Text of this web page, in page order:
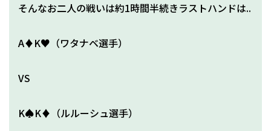
そんなお二人の戦いは約1時間半続きラストハンドは..
A♦K♥（ワタナベ選手）
VS
K♠K♦（ルルーシュ選手）